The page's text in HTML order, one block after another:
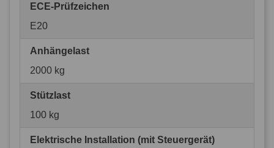
ECE-Prüfzeichen
E20
Anhängelast
2000 kg
Stützlast
100 kg
Elektrische Installation (mit Steuergerät)